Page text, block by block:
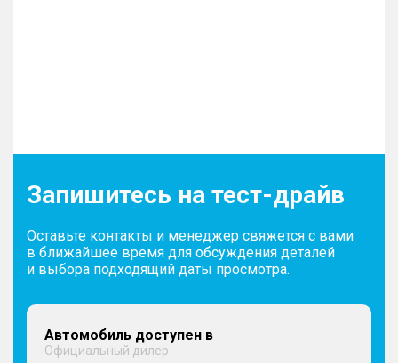
Запишитесь на тест-драйв
Оставьте контакты и менеджер свяжется с вами
в ближайшее время для обсуждения деталей
и выбора подходящий даты просмотра.
Автомобиль доступен в
Официальный дилер